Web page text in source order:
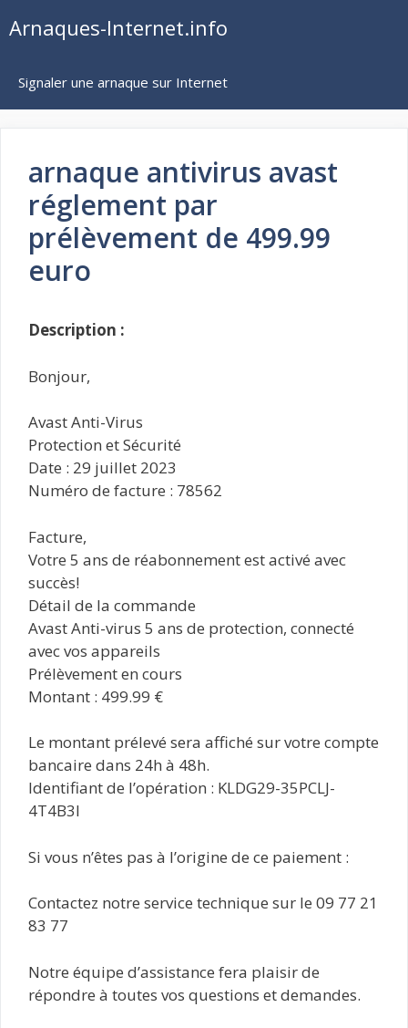
auArnaques-Internet.info
Signaler une arnaque sur Internet
arnaque antivirus avast
réglement par
prélèvement de 499.99
euro
Description :
Bonjour,
Avast Anti-Virus
Protection et Sécurité
Date : 29 juillet 2023
Numéro de facture : 78562
Facture,
Votre 5 ans de réabonnement est activé avec
succès!
Détail de la commande
Avast Anti-virus 5 ans de protection, connecté
avec vos appareils
Prélèvement en cours
Montant : 499.99 €
Le montant prélevé sera affiché sur votre compte
bancaire dans 24h à 48h.
Identifiant de l’opération : KLDG29-35PCLJ-
4T4B3I
Si vous n’êtes pas à l’origine de ce paiement :
Contactez notre service technique sur le 09 77 21
83 77
Notre équipe d’assistance fera plaisir de
répondre à toutes vos questions et demandes.